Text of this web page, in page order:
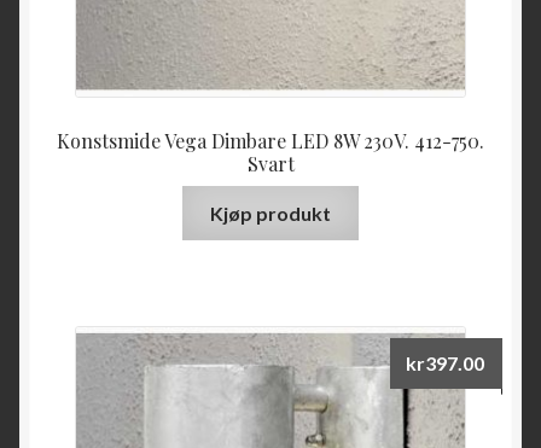
Konstsmide Vega Dimbare LED 8W 230V. 412-750.
Svart
Kjøp produkt
kr397.00